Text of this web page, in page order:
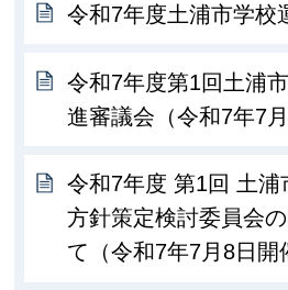
令和7年度土浦市学校
令和7年度第1回土浦
進審議会（令和7年7月
令和7年度 第1回 土浦
方針策定検討委員会
て（令和7年7月8日開